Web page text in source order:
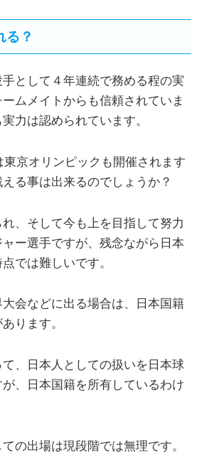
る？
として４年連続で務める程の実
ムメイトからも信頼されていま
力は認められています。
東京オリンピックも開催されます
る事は出来るのでしょうか？
、そして今も上を目指して努力
ー選手ですが、残念ながら日本
では難しいです。
会などに出る場合は、日本国籍
ります。
、日本人としての扱いを日本球
、日本国籍を所有しているわけ
の出場は現段階では無理です。